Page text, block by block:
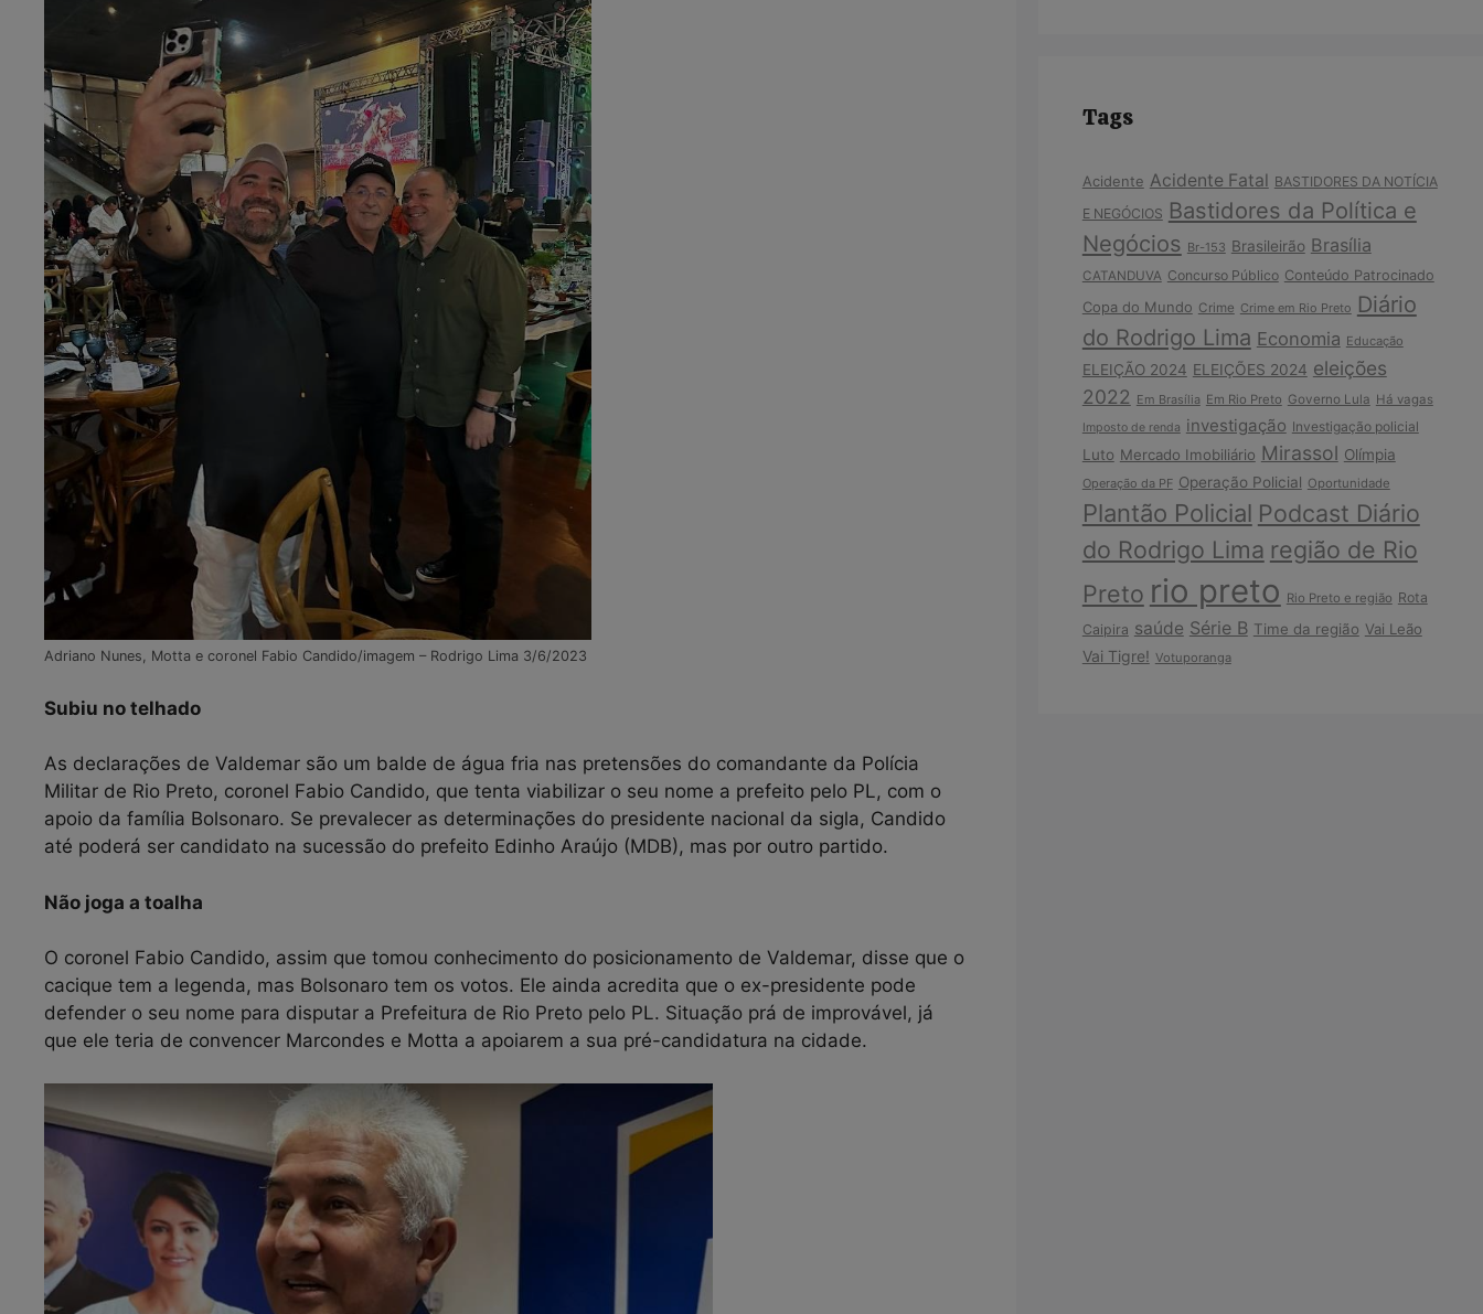
Adriano Nunes, Motta e coronel Fabio Candido/imagem – Rodrigo Lima 3/6/2023
Subiu no telhado
As declarações de Valdemar são um balde de água fria nas pretensões do comandante da Polícia
Militar de Rio Preto, coronel Fabio Candido, que tenta viabilizar o seu nome a prefeito pelo PL, com o
apoio da família Bolsonaro. Se prevalecer as determinações do presidente nacional da sigla, Candido
até poderá ser candidato na sucessão do prefeito Edinho Araújo (MDB), mas por outro partido.
Não joga a toalha
O coronel Fabio Candido, assim que tomou conhecimento do posicionamento de Valdemar, disse que o
cacique tem a legenda, mas Bolsonaro tem os votos. Ele ainda acredita que o ex-presidente pode
defender o seu nome para disputar a Prefeitura de Rio Preto pelo PL. Situação prá de improvável, já
que ele teria de convencer Marcondes e Motta a apoiarem a sua pré-candidatura na cidade.
Tags
Acidente Acidente Fatal BASTIDORES DA NOTÍCIA
E NEGÓCIOS Bastidores da Política e
Negócios Br-153 Brasileirão Brasília
CATANDUVA Concurso Público Conteúdo Patrocinado
Copa do Mundo Crime Crime em Rio Preto Diário
do Rodrigo Lima Economia Educação
ELEIÇÃO 2024 ELEIÇÕES 2024 eleições
2022 Em Brasília Em Rio Preto Governo Lula Há vagas
Imposto de renda investigação Investigação policial
Luto Mercado Imobiliário Mirassol Olímpia
Operação da PF Operação Policial Oportunidade
Plantão Policial Podcast Diário
do Rodrigo Lima região de Rio
Preto rio preto Rio Preto e região Rota
Caipira saúde Série B Time da região Vai Leão
Vai Tigre! Votuporanga